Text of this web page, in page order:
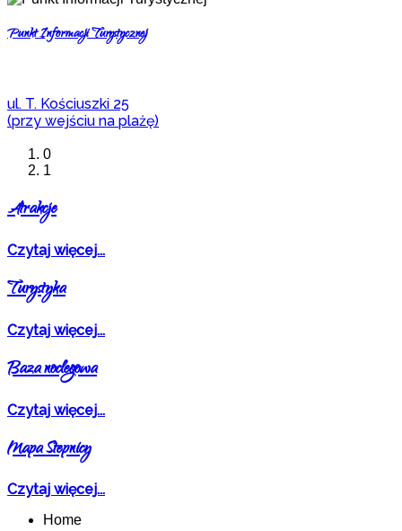
Punkt Informacji Turystycznej
ul. T. Kościuszki 25
(przy wejściu na plażę)
0
1
Atrakcje
Czytaj więcej...
Turystyka
Czytaj więcej...
Baza noclegowa
Czytaj więcej...
Mapa Stepnicy
Czytaj więcej...
Home